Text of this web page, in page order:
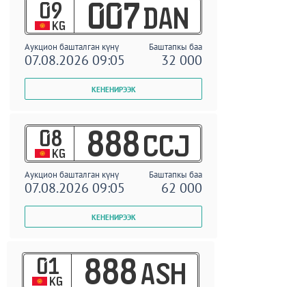
09
KG 007 DAN
Аукцион башталган күнү Баштапкы баа
07.08.2026 09:05 32 000
08
KG 888 CCJ
Аукцион башталган күнү Баштапкы баа
07.08.2026 09:05 62 000
01
KG 888 ASH